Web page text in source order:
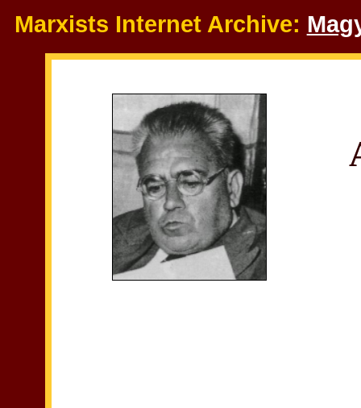
Marxists Internet Archive: